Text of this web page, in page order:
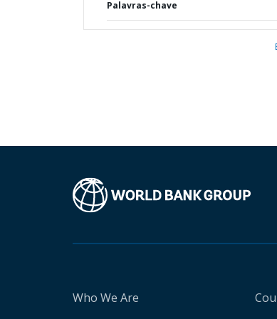
Palavras-chave
Who We Are